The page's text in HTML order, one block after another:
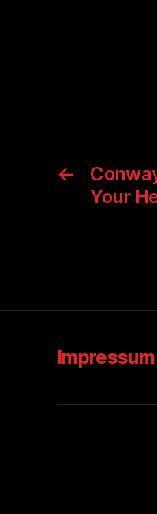
←
Your
Impressum